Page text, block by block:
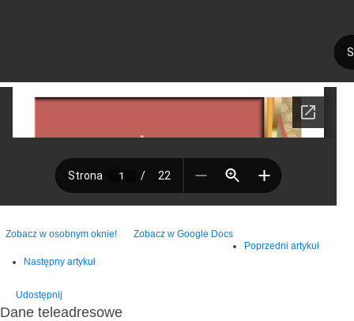
Zobacz w osobnym oknie!
Zobacz w Google Docs
Poprzedni artykuł
Następny artykuł
Udostępnij
Dane teleadresowe